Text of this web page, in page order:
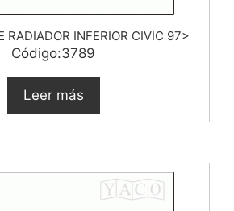
RADIADOR INFERIOR CIVIC 97>
Código:3789
Leer más